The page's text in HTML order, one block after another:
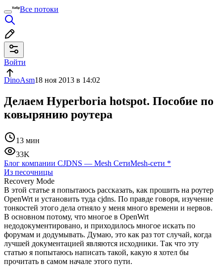
Все потоки
Войти
DinoAsm18 ноя 2013 в 14:02
Делаем Hyperboria hotspot. Пособие по
ковырянию роутера
13 мин
33K
Блог компании CJDNS — Mesh СетиMesh-сети *
Из песочницы
Recovery Mode
В этой статье я попытаюсь рассказать, как прошить на роутер
OpenWrt и установить туда cjdns. По правде говоря, изучение
тонкостей этого дела отняло у меня много времени и нервов.
В основном потому, что многое в OpenWrt
недодокументировано, и приходилось многое искать по
форумам и додумывать. Думаю, это как раз тот случай, когда
лучшей документацией являются исходники. Так что эту
статью я попытаюсь написать такой, какую я хотел бы
прочитать в самом начале этого пути.